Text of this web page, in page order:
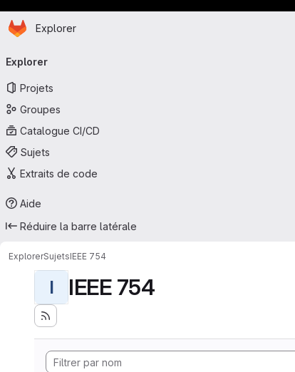
Passer au contenu principal
Page d'accueil
Explorer
principale
Explorer
Projets
Groupes
Catalogue CI/CD
Sujets
Extraits de code
Aide
Réduire la barre latérale
ExplorerSujetsIEEE 754
I IEEE 754